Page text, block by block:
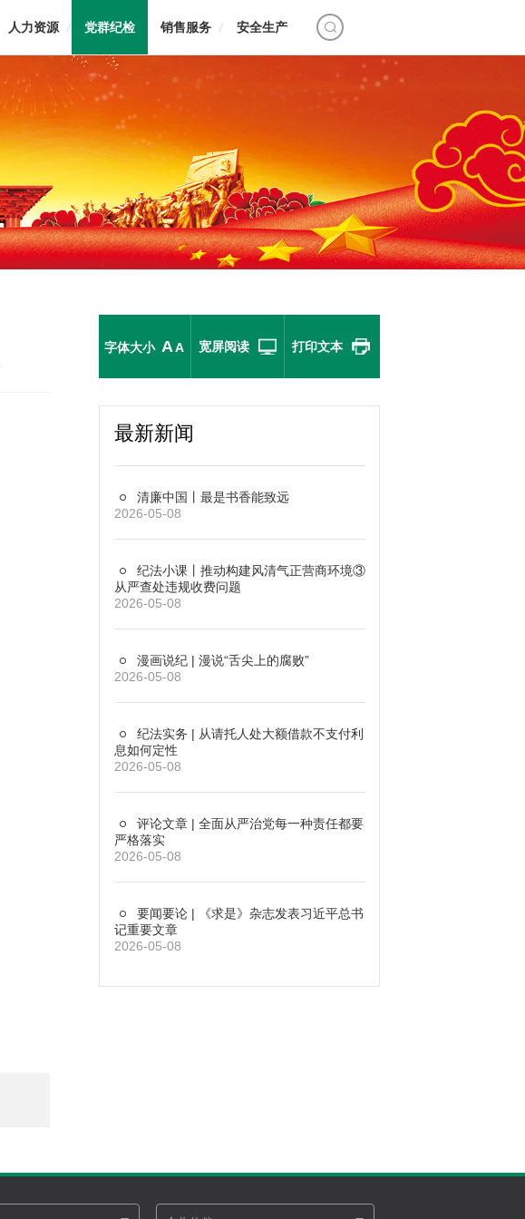
人力资源 党群纪检 销售服务 安全生产
字体大小 AA 宽屏阅读 打印文本
最新新闻
清廉中国丨最是书香能致远
2026-05-08
纪法小课丨推动构建风清气正营商环境③
从严查处违规收费问题
2026-05-08
漫画说纪 | 漫说“舌尖上的腐败”
2026-05-08
纪法实务 | 从请托人处大额借款不支付利
息如何定性
2026-05-08
评论文章 | 全面从严治党每一种责任都要
严格落实
2026-05-08
要闻要论 | 《求是》杂志发表习近平总书
记重要文章
2026-05-08